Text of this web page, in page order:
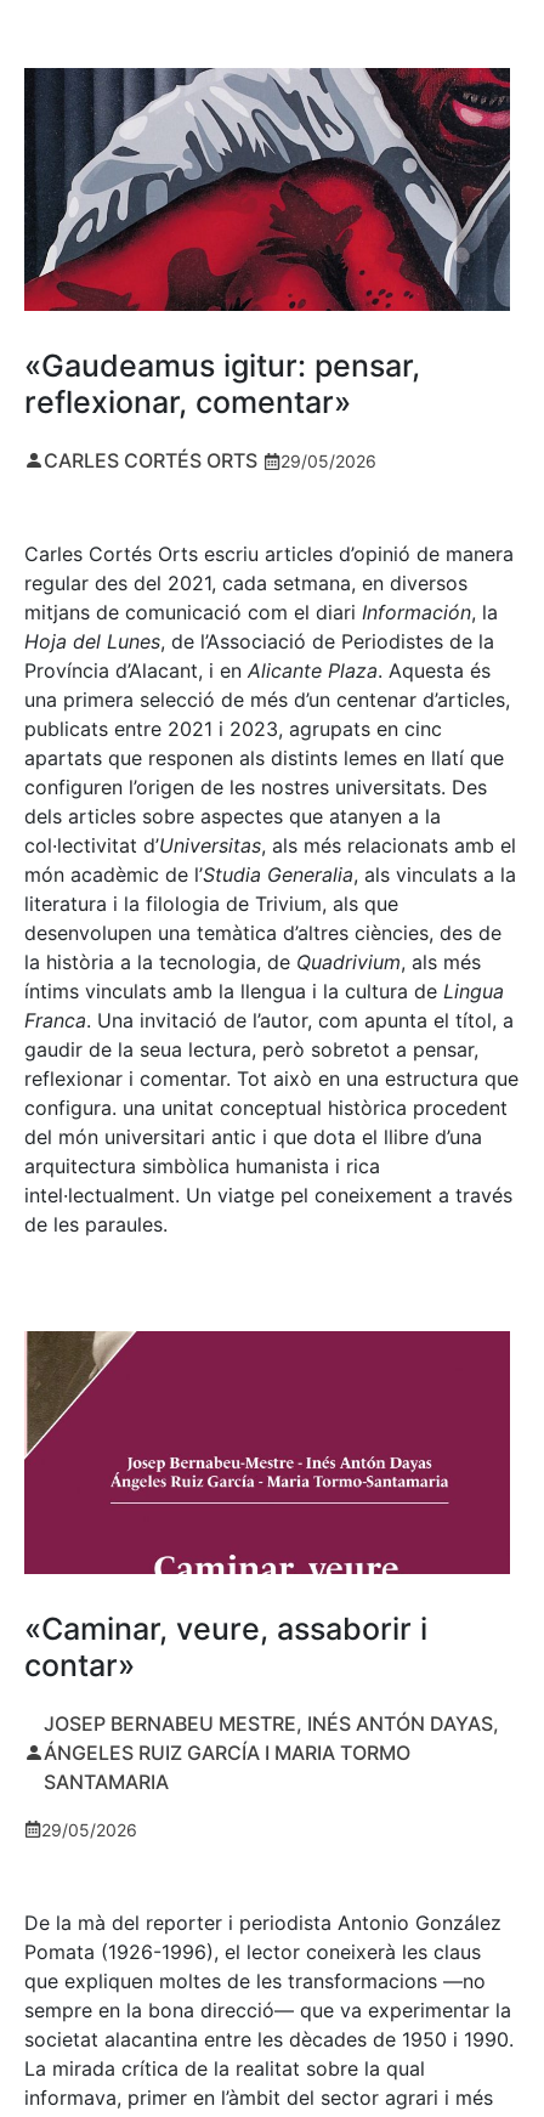
«Gaudeamus igitur: pensar,
reflexionar, comentar»
CARLES CORTÉS ORTS 29/05/2026
Carles Cortés Orts escriu articles d’opinió de manera
regular des del 2021, cada setmana, en diversos
mitjans de comunicació com el diari Información, la
Hoja del Lunes, de l’Associació de Periodistes de la
Província d’Alacant, i en Alicante Plaza. Aquesta és
una primera selecció de més d’un centenar d’articles,
publicats entre 2021 i 2023, agrupats en cinc
apartats que responen als distints lemes en llatí que
configuren l’origen de les nostres universitats. Des
dels articles sobre aspectes que atanyen a la
col·lectivitat d’Universitas, als més relacionats amb el
món acadèmic de l’Studia Generalia, als vinculats a la
literatura i la filologia de Trivium, als que
desenvolupen una temàtica d’altres ciències, des de
la història a la tecnologia, de Quadrivium, als més
íntims vinculats amb la llengua i la cultura de Lingua
Franca. Una invitació de l’autor, com apunta el títol, a
gaudir de la seua lectura, però sobretot a pensar,
reflexionar i comentar. Tot això en una estructura que
configura. una unitat conceptual històrica procedent
del món universitari antic i que dota el llibre d’una
arquitectura simbòlica humanista i rica
intel·lectualment. Un viatge pel coneixement a través
de les paraules.
«Caminar, veure, assaborir i
contar»
JOSEP BERNABEU MESTRE, INÉS ANTÓN DAYAS,
ÁNGELES RUIZ GARCÍA I MARIA TORMO
SANTAMARIA
29/05/2026
De la mà del reporter i periodista Antonio González
Pomata (1926-1996), el lector coneixerà les claus
que expliquen moltes de les transformacions —no
sempre en la bona direcció— que va experimentar la
societat alacantina entre les dècades de 1950 i 1990.
La mirada crítica de la realitat sobre la qual
informava, primer en l’àmbit del sector agrari i més